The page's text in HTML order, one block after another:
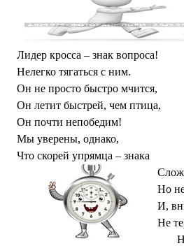
Лидер кросса – знак вопроса!
Нелегко тягаться с ним.
Он не просто быстро мчится,
Он летит быстрей, чем птица,
Он почти непобедим!
Мы уверены, однако,
Что скорей упрямца – знака
Но
И,
Не
Не